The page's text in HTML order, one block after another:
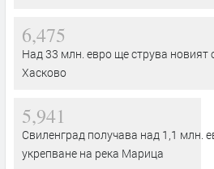
6,475
Над 33 млн. евро ще струва новият
Хасково
5,941
Свиленград получава над 1,1 млн.
укрепване на река Марица